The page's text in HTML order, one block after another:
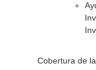
Cobertura de